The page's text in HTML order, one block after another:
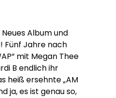
Album und
Fünf Jahre nach
mit Megan Thee
B endlich ihr
heiß ersehnte „AM
ja, es ist genau so,